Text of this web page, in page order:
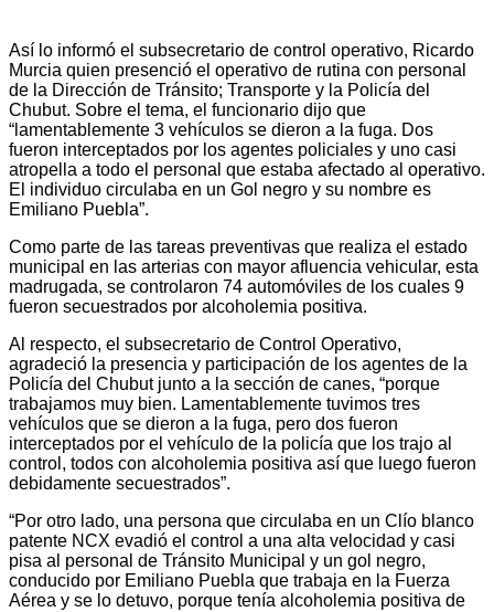
Así lo informó el subsecretario de control operativo, Ricardo
Murcia quien presenció el operativo de rutina con personal
de la Dirección de Tránsito; Transporte y la Policía del
Chubut. Sobre el tema, el funcionario dijo que
“lamentablemente 3 vehículos se dieron a la fuga. Dos
fueron interceptados por los agentes policiales y uno casi
atropella a todo el personal que estaba afectado al operativo.
El individuo circulaba en un Gol negro y su nombre es
Emiliano Puebla”.
Como parte de las tareas preventivas que realiza el estado
municipal en las arterias con mayor afluencia vehicular, esta
madrugada, se controlaron 74 automóviles de los cuales 9
fueron secuestrados por alcoholemia positiva.
Al respecto, el subsecretario de Control Operativo,
agradeció la presencia y participación de los agentes de la
Policía del Chubut junto a la sección de canes, “porque
trabajamos muy bien. Lamentablemente tuvimos tres
vehículos que se dieron a la fuga, pero dos fueron
interceptados por el vehículo de la policía que los trajo al
control, todos con alcoholemia positiva así que luego fueron
debidamente secuestrados”.
“Por otro lado, una persona que circulaba en un Clío blanco
patente NCX evadió el control a una alta velocidad y casi
pisa al personal de Tránsito Municipal y un gol negro,
conducido por Emiliano Puebla que trabaja en la Fuerza
Aérea y se lo detuvo, porque tenía alcoholemia positiva de